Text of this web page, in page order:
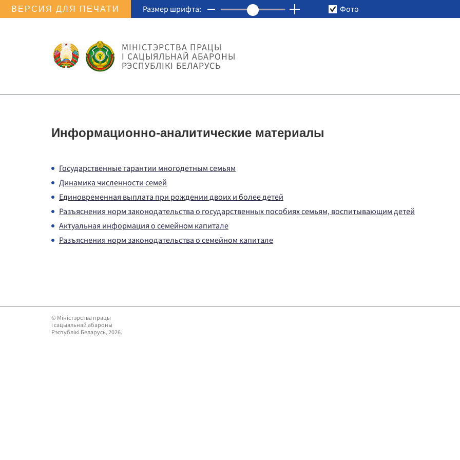
ВЕРСИЯ ДЛЯ ПЕЧАТИ Размер шрифта: Фото
МIНIСТЭРСТВА ПРАЦЫ
I САЦЫЯЛЬНАЙ АБАРОНЫ
РЭСПУБЛІКІ БЕЛАРУСЬ
Информационно-аналитические материалы
Государственные гарантии многодетным семьям
Динамика численности семей
Единовременная выплата при рождении двоих и более детей
Разъяснения норм законодательства о государственных пособиях семьям, воспитывающим детей
Актуальная информация о семейном капитале
Разъяснения норм законодательства о семейном капитале
© Мiнiстэрства працы
i сацыяльнай абароны
Рэспублікі Беларусь, 2026.